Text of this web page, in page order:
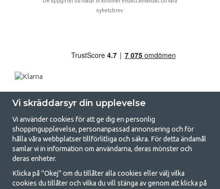
nyhetsbrev.
GetCamping.se - Din butik för camping
och uteliv
Att campa kan antingen vara en livsstil eller ett sätt att samla familjen
Vi skräddarsyr din upplevelse
Vi använder cookies för att ge dig en personlig
shoppingupplevelse, personanpassad annonsering och för
hålla våra webbplatser tillförlitliga och säkra. För detta ändamål
samlar vi in information om användarna, deras mönster och
deras enheter.
Klicka på "Okej" om du tillåter alla cookies eller välj vilka
cookies du tillåter och vilka du vill stänga av genom att klicka på